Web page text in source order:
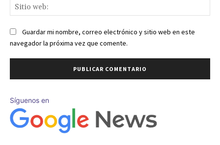
Guardar mi nombre, correo electrónico y sitio web en este
navegador la próxima vez que comente.
Síguenos en